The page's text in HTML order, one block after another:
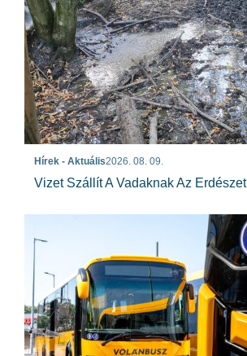
Hírek - Aktuális2026. 08. 09.
Vizet Szállít A Vadaknak Az Erdészet